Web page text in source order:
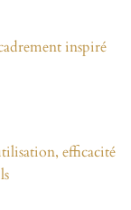
inspiré
efficacité